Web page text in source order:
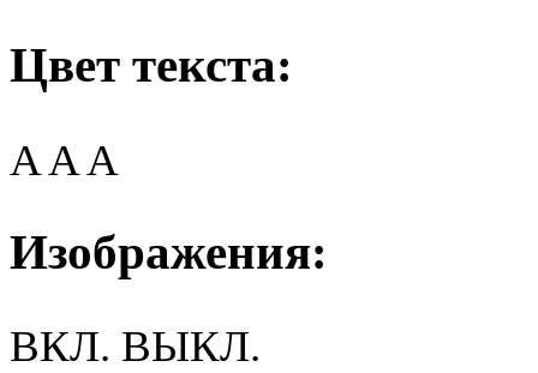
Цвет текста:
AAA
Изображения:
ВКЛ. ВЫКЛ.